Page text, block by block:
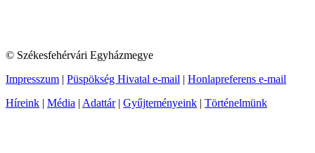
© Székesfehérvári Egyházmegye
Impresszum | Püspökség Hivatal e-mail | Honlapreferens e-mail
Híreink | Média | Adattár| Gyűjteményeink | Történelmünk